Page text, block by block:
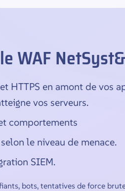
WAF
HTTPS en amont de vos
vos serveurs.
comportements
le niveau de menace.
SIEM.
bots, tentatives de force